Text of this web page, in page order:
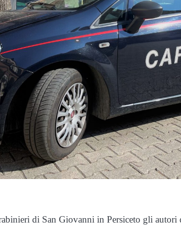
di San Giovanni in Persiceto gli autori